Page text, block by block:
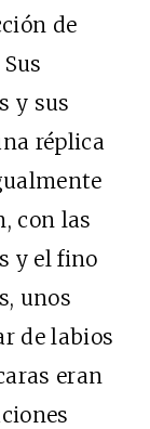
de
y sus
réplica
con las
y el fino
unos
de labios
eran